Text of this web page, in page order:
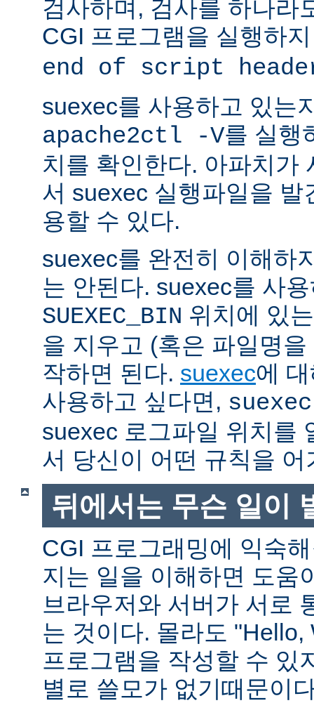
검사하며, 검사를 하나라
CGI 프로그램을 실행하
end of script
suexec를 사용하고 있는
apache2ctl -V를 실행
치를 확인한다. 아파치가
서 suexec 실행파일을 발
용할 수 있다.
suexec를 완전히 이해하
는 안된다. suexec를 사
SUEXEC_BIN 위치에 있
을 지우고 (혹은 파일명
작하면 된다. suexec에
사용하고 싶다면,
suexec 로그파일 위치를
서 당신이 어떤 규칙을
뒤에서는 무슨 일이
CGI 프로그래밍에 익숙
지는 일을 이해하면 도움
브라우저와 서버가 서로
는 것이다. 몰라도
프로그램을 작성할 수 있
별로 쓸모가 없기때문이